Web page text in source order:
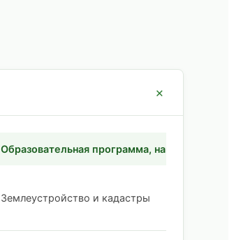
Образовательная программа,
Землеустройство и кадастры